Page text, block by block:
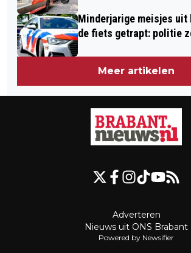
Minderjarige meisjes uit
de fiets getrapt: politie
Meer artikelen
Adverteren
Nieuws uit ONS Brabant
Powered by Newsifier